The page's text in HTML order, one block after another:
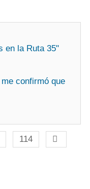
en la Ruta 35"
confirmó que
114